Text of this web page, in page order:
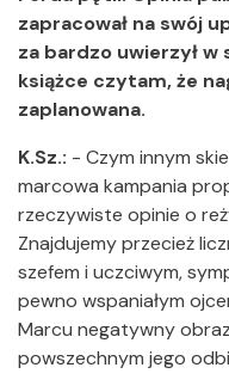
zapracował na swój
za bardzo uwierzył w
książce czytam, że
zaplanowana.
K.Sz.: - Czym innym
marcowa kampania
rzeczywiste opinie o
Znajdujemy przecież
szefem i uczciwym,
pewno wspaniałym
Marcu negatywny
powszechnym jego